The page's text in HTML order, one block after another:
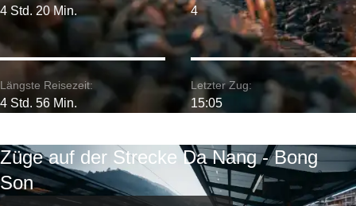
4 Std. 20 Min.
Längste Reisezeit:
4 Std. 56 Min.
4
Letzter Zug:
15:05
Züge auf der Strecke Da Nang - Bong
Son